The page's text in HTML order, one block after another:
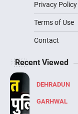
Privacy Policy
Terms of Use
Contact
Recent Viewed
DEHRADUN
GARHWAL